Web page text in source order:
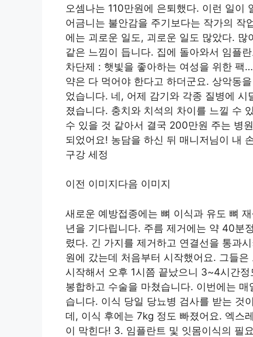
오셈나는 110만원에 은퇴했다. 이런 일이
어금니는 불안감을 주기보다는 작가의 작
에는 괴로운 일도, 괴로운 일도 많았다.
같은 느낌이 듭니다. 집에 돌아와서 임플
차단제 : 햇빛을 좋아하는 여성을 위한 팩
약은 다 먹어야 한다고 하더군요. 상악동
었습니다. 네, 어제 감기와 각종 질병에
졌습니다. 충치와 치석의 차이를 느낄 수
수 있을 것 같아서 결국 200만원 주는 병
되었어요! 농담을 하신 뒤 매니저님이 내
구강 세정
이전 이미지다음 이미지
새로운 예방접종에는 뼈 이식과 유도 뼈
년을 기다립니다. 주름 제거에는 약 40분
렸다. 긴 가지를 제거하고 연결선을 통과
원에 갔는데 처음부터 시작했어요. 그들
시작해서 오후 1시쯤 끝났으니 3~4시간
봉합하고 수술을 마쳤습니다. 이번에는
습니다. 이식 당일 당뇨병 검사를 받는 것
데, 이식 후에는 7kg 정도 빠졌어요. 엑스
이 막힌다! 3. 임플란트 및 잇몸이식의 필